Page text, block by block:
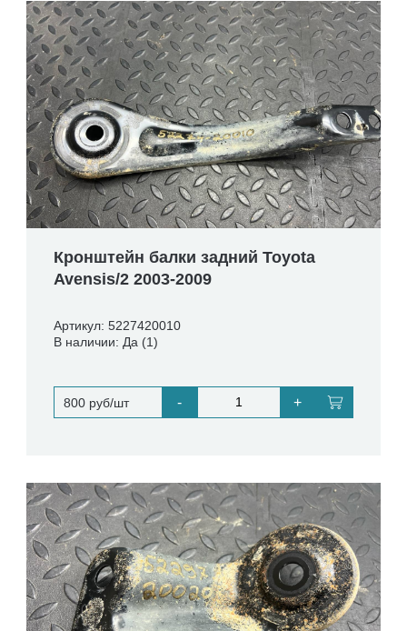
Кронштейн балки задний Toyota
Avensis/2 2003-2009
Артикул: 5227420010
В наличии: Да (1)
800 руб/шт - +